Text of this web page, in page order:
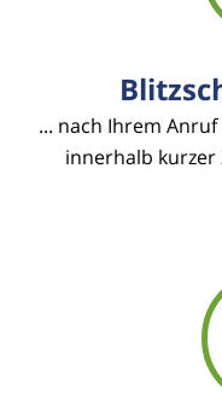
... nach Ihrem
innerhalb kurzer